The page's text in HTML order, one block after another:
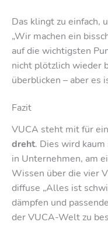
Das klingt zu einfach,
„Wir machen ein
auf die wichtigsten
nicht plötzlich wieder
überblicken – aber es
Fazit
VUCA steht mit für
dreht. Dies wird
in Unternehmen, am
Wissen über die vier
diffuse „Alles ist
dämpfen und
der VUCA-Welt zu